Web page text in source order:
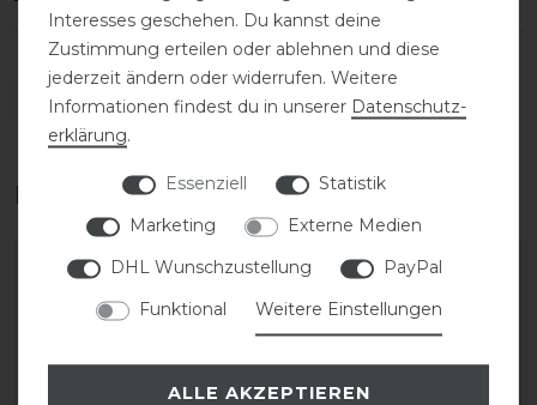
DETAILS ZUR PRODUKTSICHERHEIT
Das perfekte Zubehör für dich
Interesses geschehen. Du kannst deine
Zustimmung erteilen oder ablehnen und diese
jederzeit ändern oder widerrufen. Weitere
Informationen findest du in unserer Daten­schutz­
erklärung.
Essenziell
Statistik
Marketing
Externe Medien
DHL Wunschzustellung
PayPal
Funktional
Weitere Einstellungen
ALLE AKZEPTIEREN